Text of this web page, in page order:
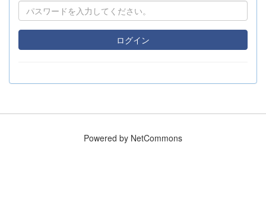
ログイン
Powered by NetCommons